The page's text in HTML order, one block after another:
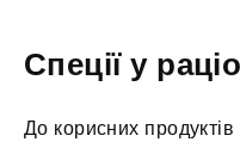
Спеції у
До корисних продуктів